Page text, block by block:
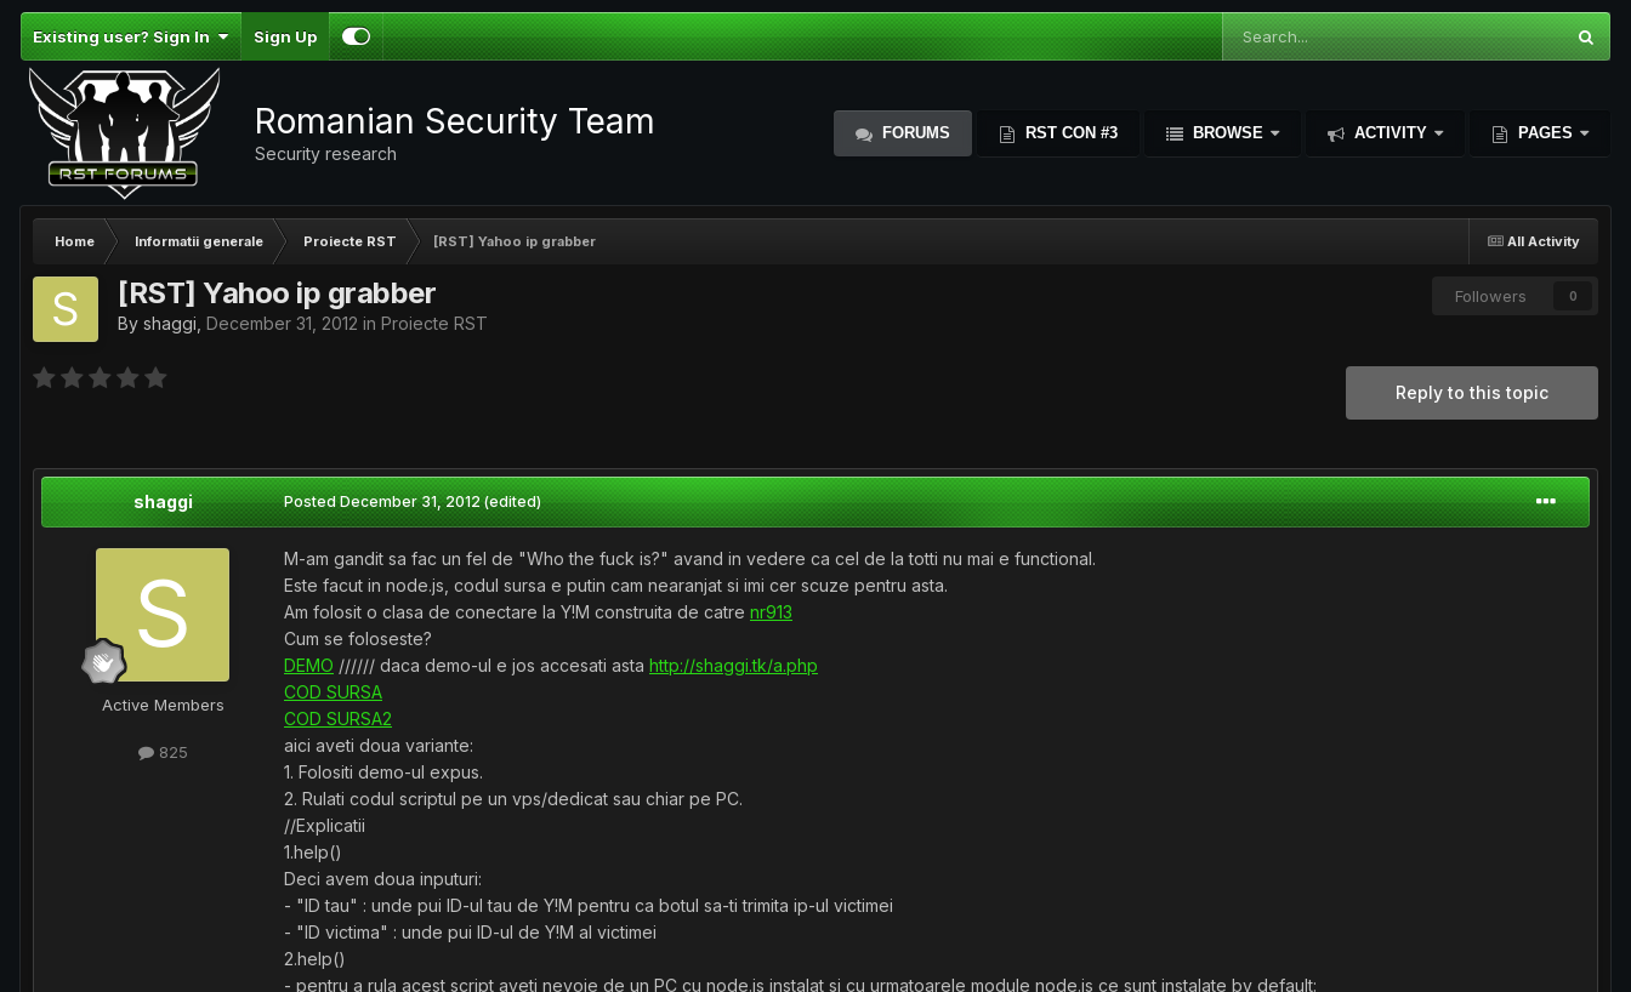
Existing user? Sign In Sign Up
Romanian Security Team
Security research
FORUMS RST CON #3 BROWSE ACTIVITY PAGES
All Activity
Home Informatii generale Proiecte RST [RST] Yahoo ip grabber
Followers 0
[RST] Yahoo ip grabber
By shaggi December 31, 2012 in Proiecte RST
Reply to this topic
shaggi
Active Members
825
PostedDecember 31, 2012 (edited)
M-am gandit sa fac un fel de "Who the fuck is?" avand in vedere ca cel de la totti nu mai e functional.
Este facut in node.js, codul sursa e putin cam nearanjat si imi cer scuze pentru asta.
Am folosit o clasa de conectare la Y!M construita de catre nr913
Cum se foloseste?
DEMO ////// daca demo-ul e jos accesati asta http://shaggi.tk/a.php
COD SURSA
COD SURSA2
aici aveti doua variante:
1. Folositi demo-ul expus.
2. Rulati codul scriptul pe un vps/dedicat sau chiar pe PC.
//Explicatii
1.help()
Deci avem doua inputuri:
- "ID tau" : unde pui ID-ul tau de Y!M pentru ca botul sa-ti trimita ip-ul victimei
- "ID victima" : unde pui ID-ul de Y!M al victimei
2.help()
- pentru a rula acest script aveti nevoie de un PC cu node.js instalat si cu urmatoarele module node.js ce sunt instalate by default: